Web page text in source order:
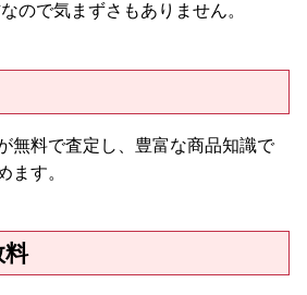
ので気まずさもありません。
無料で査定し、豊富な商品知識で
ます。
料